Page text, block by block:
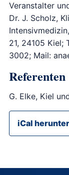
Veranstalter
Dr. J. Scholz,
21, 24105 Kiel;
3002; Mail:
Referenten
G. Elke, Kiel
iCal